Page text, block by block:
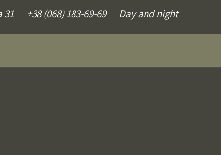
31 +38 (068) 183-69-69 Day and night